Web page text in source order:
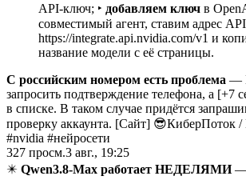
API-ключ; ‣ добавляем ключ в
совместимый агент, ставим адрес API
https://integrate.api.nvidia.com/v1 и
название модели с её страницы.
С российским номером есть проблема —
запросить подтверждение телефона, а [+7
в списке. В таком случае придётся
проверку аккаунта. [Сайт] 😎КиберПоток /
#nvidia #нейросети
327 просм.3 авг., 19:25
✴️ Qwen3.8-Max работает НЕДЕЛЯМИ—